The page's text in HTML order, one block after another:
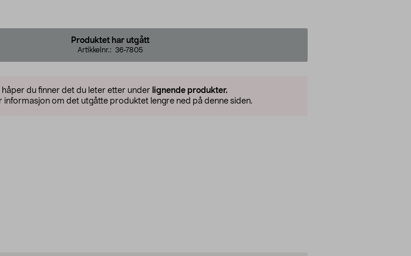
Produktet har utgått
Artikkelnr.: 36-7805
håper du finner det du leter etter under lignende produkter.
informasjon om det utgåtte produktet lengre ned på denne siden.